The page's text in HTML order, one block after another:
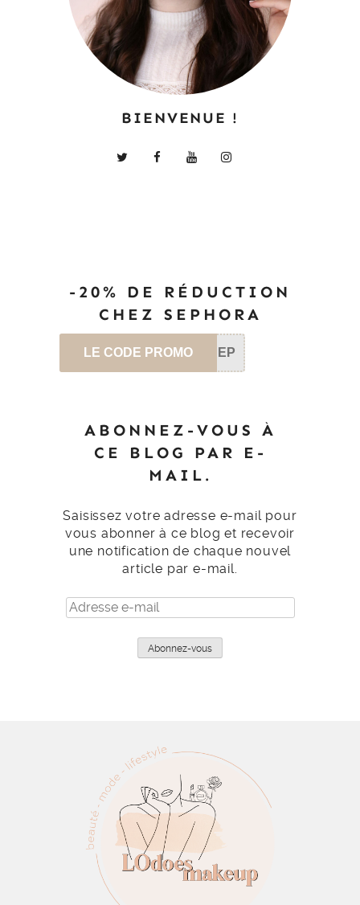
BIENVENUE !
-20% DE RÉDUCTION
CHEZ SEPHORA
LE CODE PROMO SEP
ABONNEZ-VOUS À
CE BLOG PAR E-
MAIL.
Saisissez votre adresse e-mail pour
vous abonner à ce blog et recevoir
une notification de chaque nouvel
article par e-mail.
Adresse
e-
Abonnez-vous